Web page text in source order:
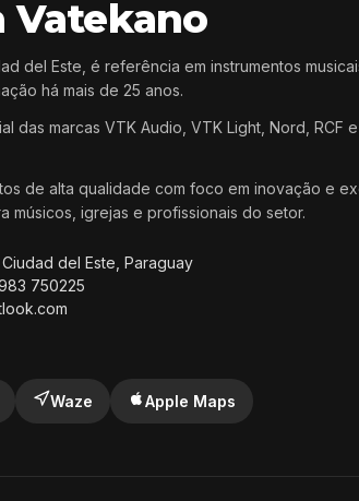
Vatekano
del Este, é referência em instrumentos
há mais de 25 anos.
das marcas VTK Audio, VTK Light, Nord, RCF e
de alta qualidade com foco em inovação e
músicos, igrejas e profissionais do setor.
Ciudad del Este, Paraguay
750225
Waze Apple Maps